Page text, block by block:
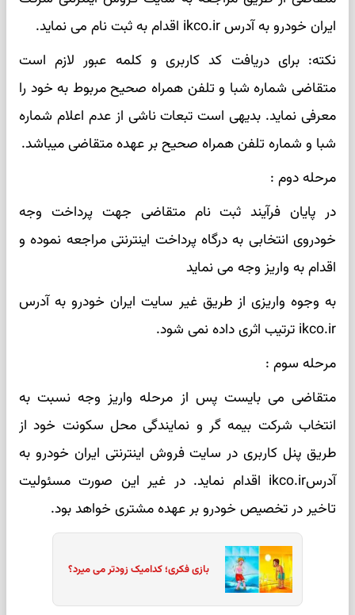
ایران خودرو به آدرس ikco.ir اقدام به ثبت نام می نماید.
نکته: برای دریافت کد کاربری و کلمه عبور لازم است
متقاضی شماره شبا و تلفن همراه صحیح مربوط به خود را
معرفی نماید. بدیهی است تبعات ناشی از عدم اعلام شماره
شبا و شماره تلفن همراه صحیح بر عهده متقاضی میباشد.
مرحله دوم :
در پایان فرآیند ثبت نام متقاضی جهت پرداخت وجه
خودروی انتخابی به درگاه پرداخت اینترنتی مراجعه نموده و
اقدام به واریز وجه می نماید
به وجوه واریزی از طریق غیر سایت ایران خودرو به آدرس
ikco.ir ترتیب اثری داده نمی شود.
مرحله سوم :
متقاضی می بایست پس از مرحله واریز وجه نسبت به
انتخاب شرکت بیمه گر و نمایندگی محل سکونت خود از
طریق پنل کاربری در سایت فروش اینترنتی ایران خودرو به
آدرسikco.ir اقدام نماید. در غیر این صورت مسئولیت
تاخیر در تخصیص خودرو بر عهده مشتری خواهد بود.
بازی فکری؛ کدامیک زودتر می میرد؟